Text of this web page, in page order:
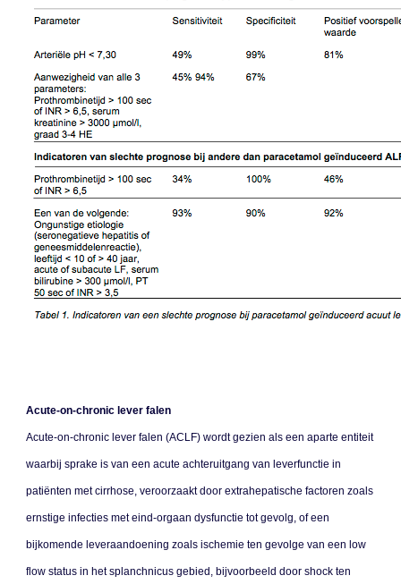
Acute-on-chronic lever falen
Acute-on-chronic lever falen (ACLF) wordt gezien als een aparte entiteit
waarbij sprake is van een acute achteruitgang van leverfunctie in
patiënten met cirrhose, veroorzaakt door extrahepatische factoren zoals
ernstige infecties met eind-orgaan dysfunctie tot gevolg, of een
bijkomende leveraandoening zoals ischemie ten gevolge van een low
flow status in het splanchnicus gebied, bijvoorbeeld door shock ten